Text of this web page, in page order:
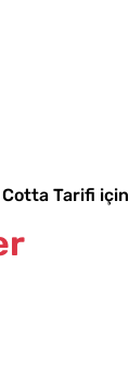
Cotta Tarifi için